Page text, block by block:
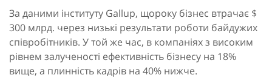
За даними інституту Gallup, щороку бізнес втрачає $
300 млрд. через низькі результати роботи байдужих
співробітників. У той же час, в компаніях з високим
рівнем залученості ефективність бізнесу на 18%
вище, а плинність кадрів на 40% нижче.